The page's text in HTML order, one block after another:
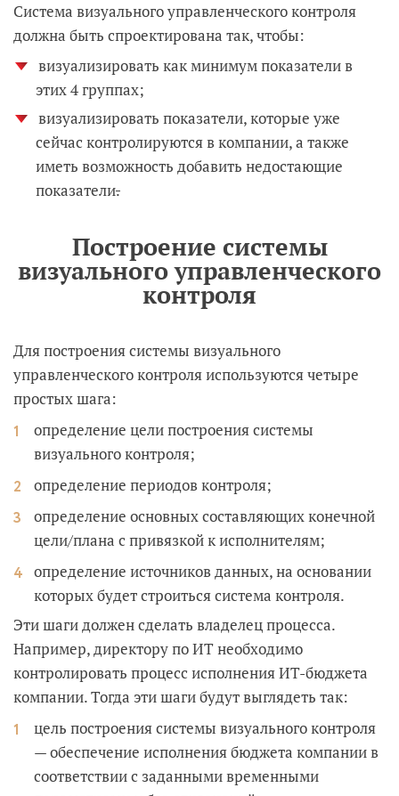
Система визуального управленческого контроля
должна быть спроектирована так, чтобы:
визуализировать как минимум показатели в
этих 4 группах;
визуализировать показатели, которые уже
сейчас контролируются в компании, а также
иметь возможность добавить недостающие
показатели.
Построение системы
визуального управленческого
контроля
Для построения системы визуального
управленческого контроля используются четыре
простых шага:
определение цели построения системы
визуального контроля;
определение периодов контроля;
определение основных составляющих конечной
цели/плана с привязкой к исполнителям;
определение источников данных, на основании
которых будет строиться система контроля.
Эти шаги должен сделать владелец процесса.
Например, директору по ИТ необходимо
контролировать процесс исполнения ИТ-бюджета
компании. Тогда эти шаги будут выглядеть так:
цель построения системы визуального контроля
— обеспечение исполнения бюджета компании в
соответствии с заданными временными